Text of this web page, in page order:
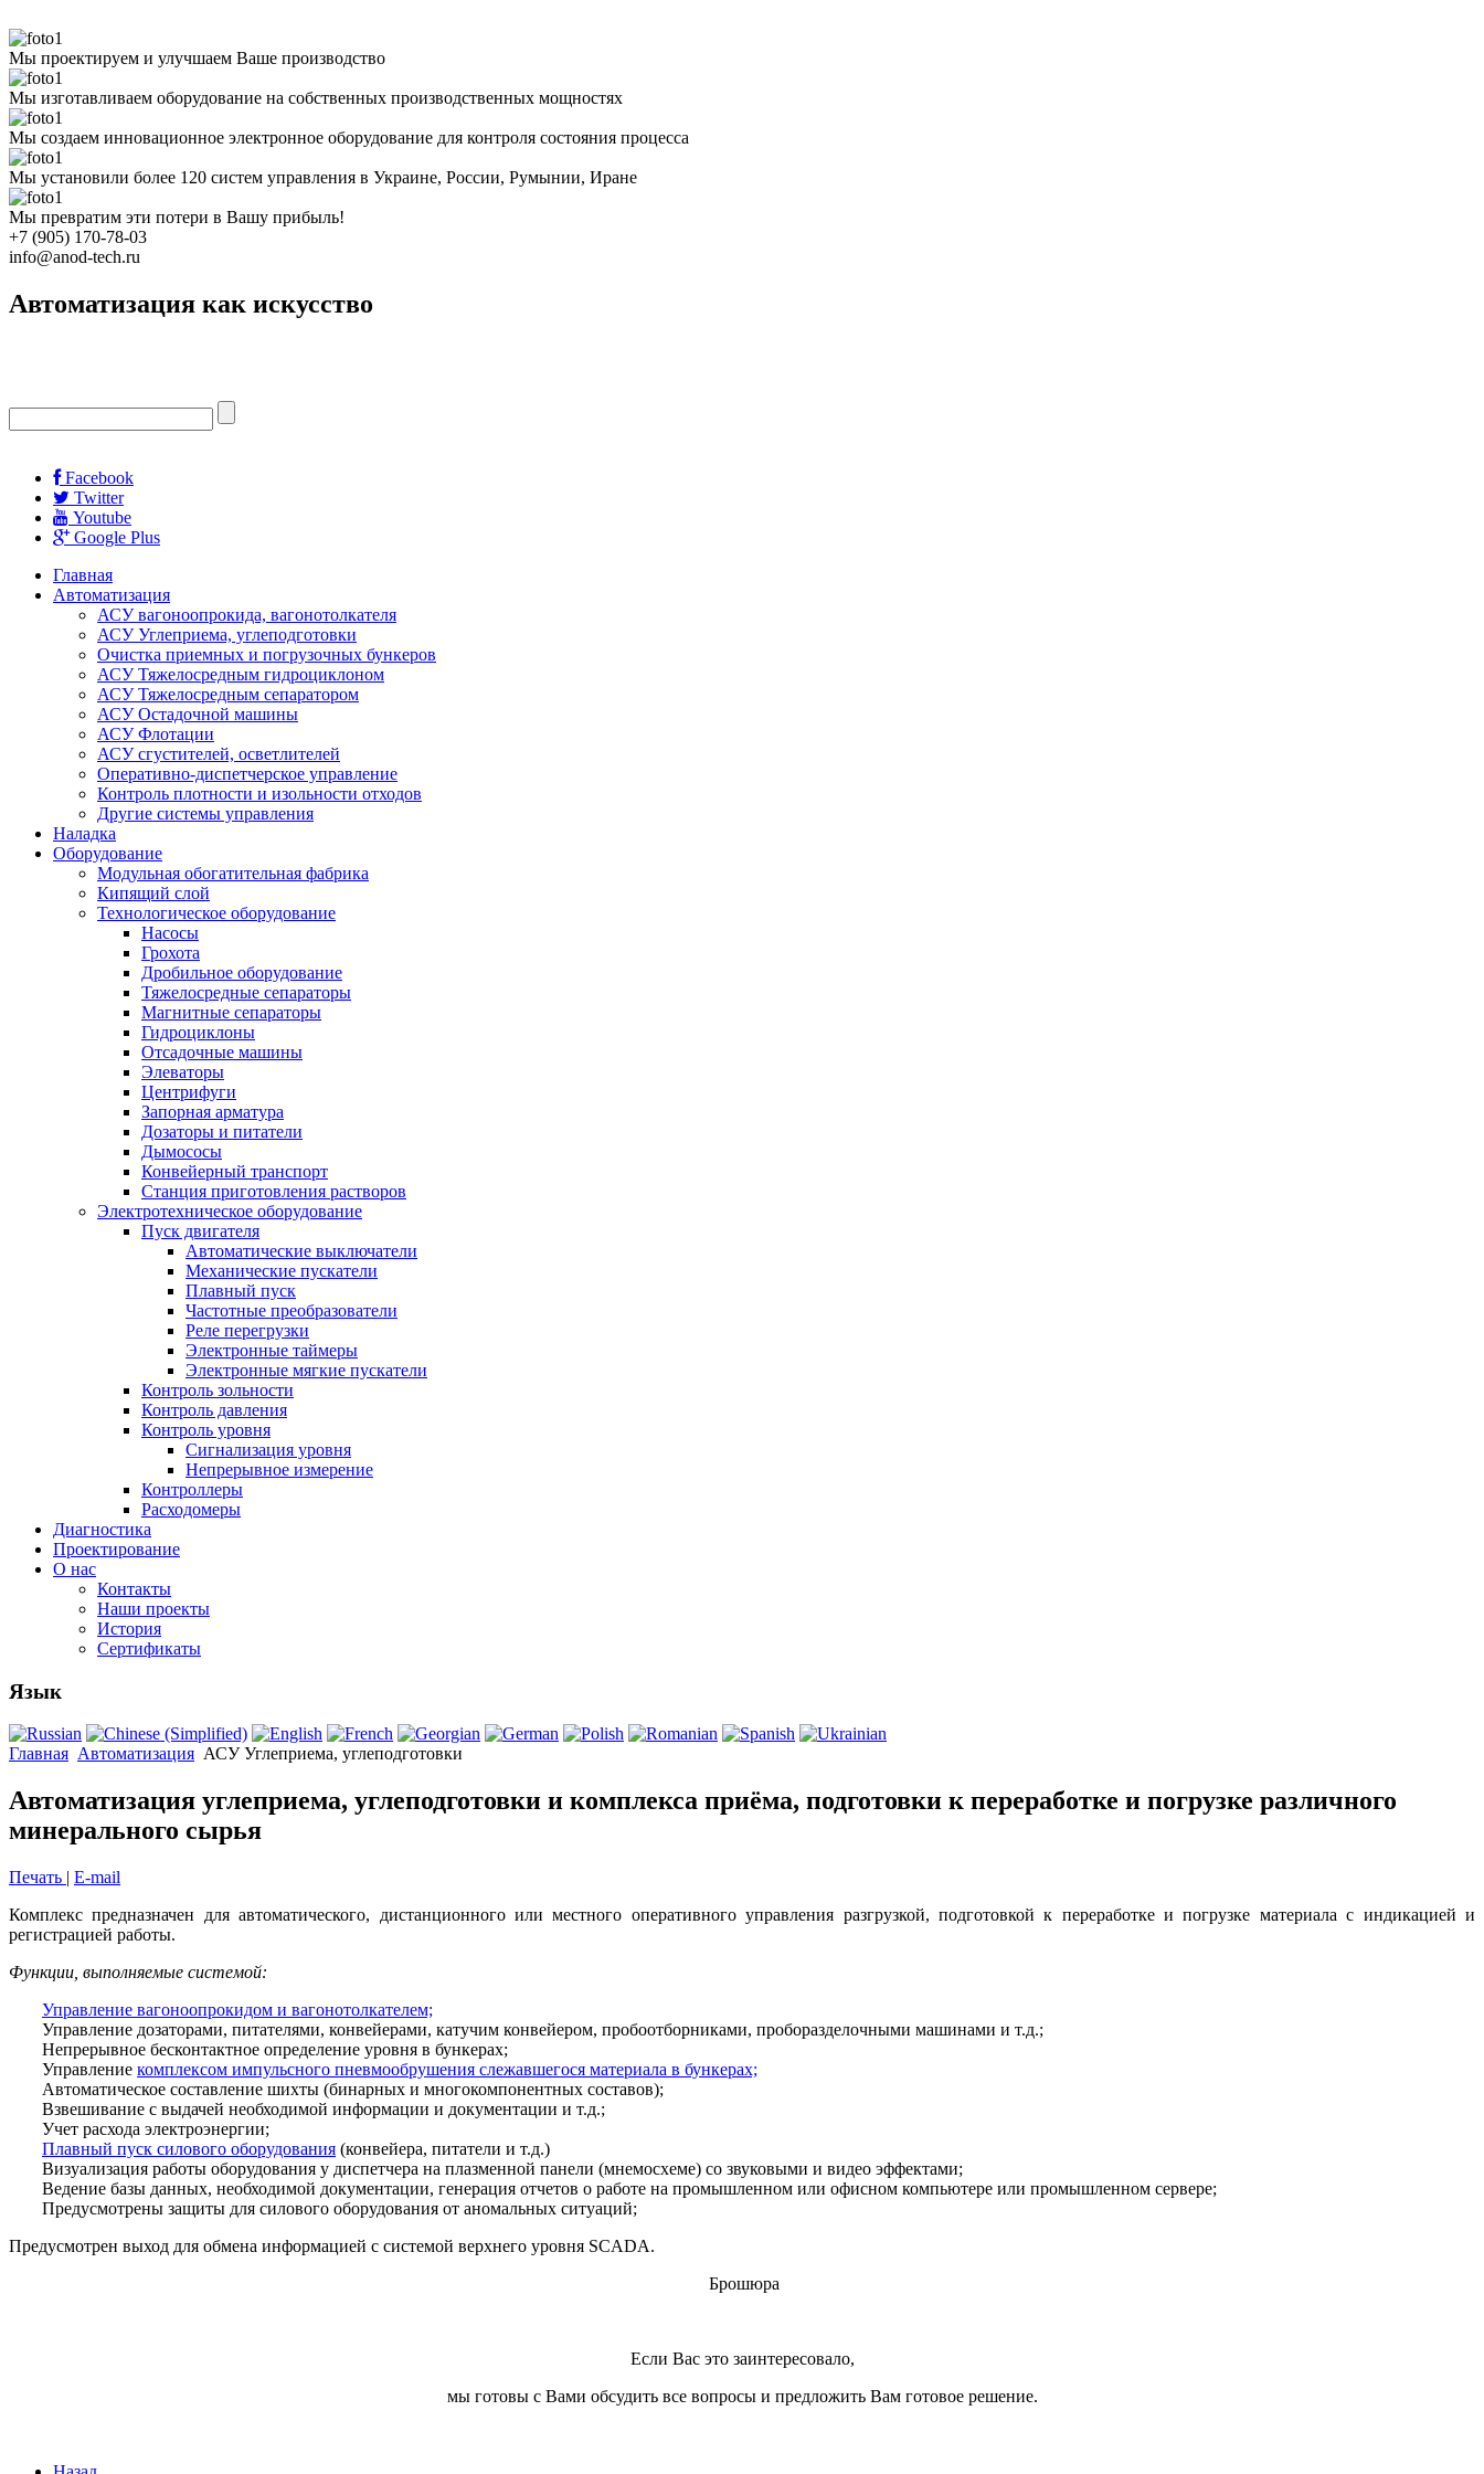
Мы проектируем и улучшаем Ваше производство
Мы изготавливаем оборудование на собственных производственных мощностях
Мы создаем инновационное электронное оборудование для контроля состояния процесса
Мы установили более 120 систем управления в Украине, России, Румынии, Иране
Мы превратим эти потери в Вашу прибыль!
+7 (905) 170-78-03
info@anod-tech.ru
Автоматизация как искусство
Facebook
Twitter
Youtube
Google Plus
Главная
Автоматизация
АСУ вагоноопрокида, вагонотолкателя
АСУ Углеприема, углеподготовки
Очистка приемных и погрузочных бункеров
АСУ Тяжелосредным гидроциклоном
АСУ Тяжелосредным сепаратором
АСУ Остадочной машины
АСУ Флотации
АСУ сгустителей, осветлителей
Оперативно-диспетчерское управление
Контроль плотности и изольности отходов
Другие системы управления
Наладка
Оборудование
Модульная обогатительная фабрика
Кипящий слой
Технологическое оборудование
Насoсы
Грохота
Дробильное оборудование
Тяжелосредные сепараторы
Магнитные сепараторы
Гидроциклоны
Отсадочные машины
Элеваторы
Центрифуги
Запорная арматура
Дозаторы и питатели
Дымососы
Конвейерный транспорт
Станция приготовления растворов
Электротехническое оборудование
Пуск двигателя
Автоматические выключатели
Механические пускатели
Плавный пуск
Частотные преобразователи
Реле перегрузки
Электронные таймеры
Электронные мягкие пускатели
Контроль зольности
Контроль давления
Контроль уровня
Сигнализация уровня
Непрерывное измерение
Контроллеры
Расходомеры
Диагностика
Проектирование
О нас
Контакты
Наши проекты
История
Сертификаты
Язык
Главная Автоматизация АСУ Углеприема, углеподготовки
Автоматизация углеприема, углеподготовки и комплекса приёма, подготовки к переработке и погрузке различного
минерального сырья
Печать | E-mail
Комплекс предназначен для автоматического, дистанционного или местного оперативного управления разгрузкой, подготовкой к переработке и погрузке материала с индикацией и
регистрацией работы.
Функции, выполняемые системой:
Управление вагоноопрокидом и вагонотолкателем;
Управление дозаторами, питателями, конвейерами, катучим конвейером, пробоотборниками, проборазделочными машинами и т.д.;
Непрерывное бесконтактное определение уровня в бункерах;
Управление комплексом импульсного пневмообрушения слежавшегося материала в бункерах;
Автоматическое составление шихты (бинарных и многокомпонентных составов);
Взвешивание с выдачей необходимой информации и документации и т.д.;
Учет расхода электроэнергии;
Плавный пуск силового оборудования (конвейера, питатели и т.д.)
Визуализация работы оборудования у диспетчера на плазменной панели (мнемосхеме) со звуковыми и видео эффектами;
Ведение базы данных, необходимой документации, генерация отчетов о работе на промышленном или офисном компьютере или промышленном сервере;
Предусмотрены защиты для силового оборудования от аномальных ситуаций;
Предусмотрен выход для обмена информацией с системой верхнего уровня SCADA.
Брошюра
Если Ваc это заинтересовало,
мы готовы с Вами обсудить все вопросы и предложить Вам готовое решение.